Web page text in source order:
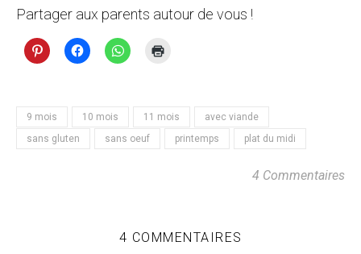
Partager aux parents autour de vous !
9 mois 10 mois 11 mois
avec viande
sans gluten
sans oeuf printemps plat du midi
4 Commentaires
4 COMMENTAIRES